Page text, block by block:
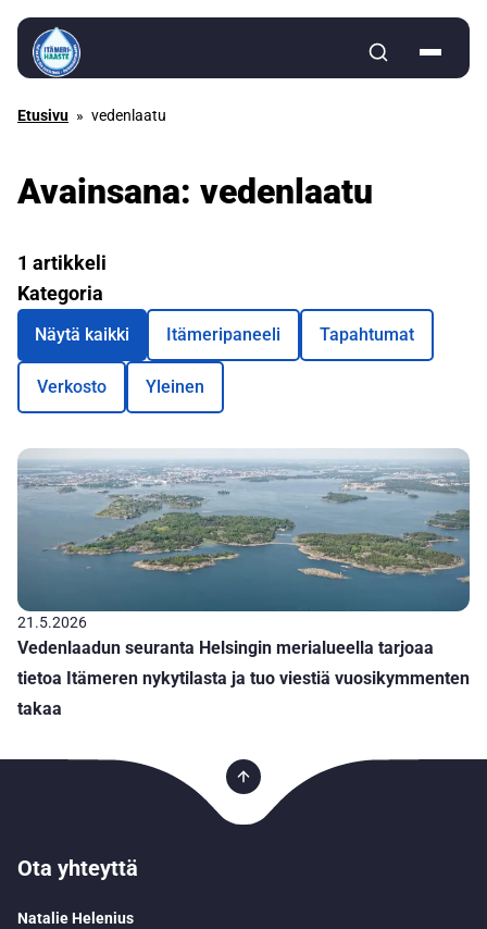
Siirry sisältöön
Etusivu » vedenlaatu
Avainsana: vedenlaatu
Kategoria
1 artikkeli
Näytä kaikki Itämeripaneeli Tapahtumat
Verkosto Yleinen
21.5.2026
Vedenlaadun seuranta Helsingin merialueella tarjoaa
tietoa Itämeren nykytilasta ja tuo viestiä vuosikymmenten
takaa
Ota yhteyttä
Natalie Helenius